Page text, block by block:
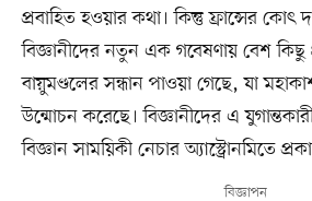
প্রবাহিত হওয়ার কথা। কিন্তু ফ্রান্সের
বিজ্ঞানীদের নতুন এক গবেষণায় বেশ কিছু
বায়ুমণ্ডলের সন্ধান পাওয়া গেছে, যা
উন্মোচন করেছে। বিজ্ঞানীদের এ
বিজ্ঞান সাময়িকী নেচার অ্যাস্ট্রোনমিতে